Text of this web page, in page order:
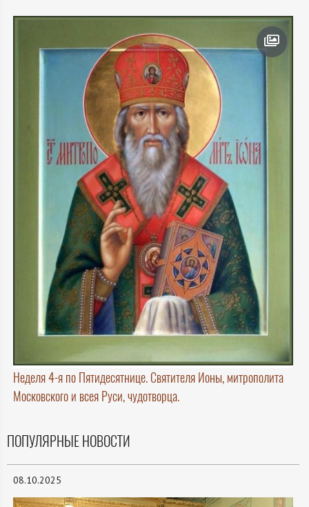
Неделя 4-я по Пятидесятнице. Святителя Ионы, митрополита
Московского и всея Руси, чудотворца.
ПОПУЛЯРНЫЕ НОВОСТИ
08.10.2025